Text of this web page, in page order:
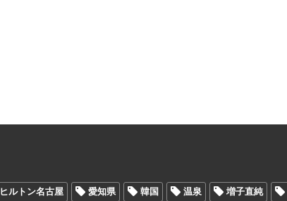
ヒルトン名古屋 愛知県 韓国 温泉 増子直純